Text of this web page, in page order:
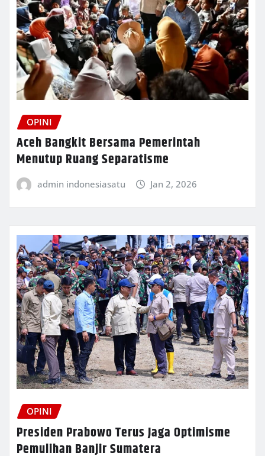
OPINI
Aceh Bangkit Bersama Pemerintah
Menutup Ruang Separatisme
admin indonesiasatu Jan 2, 2026
OPINI
Presiden Prabowo Terus Jaga Optimisme
Pemulihan Banjir Sumatera